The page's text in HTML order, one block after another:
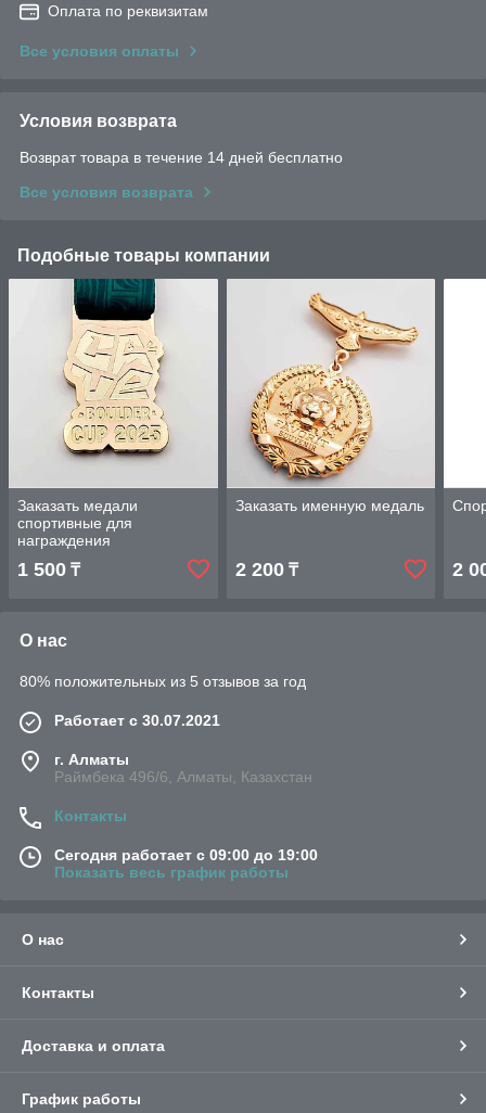
Оплата по реквизитам
Все условия оплаты
Условия возврата
Возврат товара в течение 14 дней бесплатно
Все условия возврата
Подобные товары компании
Заказать медали
спортивные для
награждения
1 500 ₸
Заказать именную медаль
2 200₸ 2
О нас
80% положительных из 5 отзывов за год
Работает с 30.07.2021
г. Алматы
Раймбека 496/6, Алматы, Казахстан
Контакты
Сегодня работает с 09:00 до 19:00
Показать весь график работы
О нас
Контакты
Доставка и оплата
График работы